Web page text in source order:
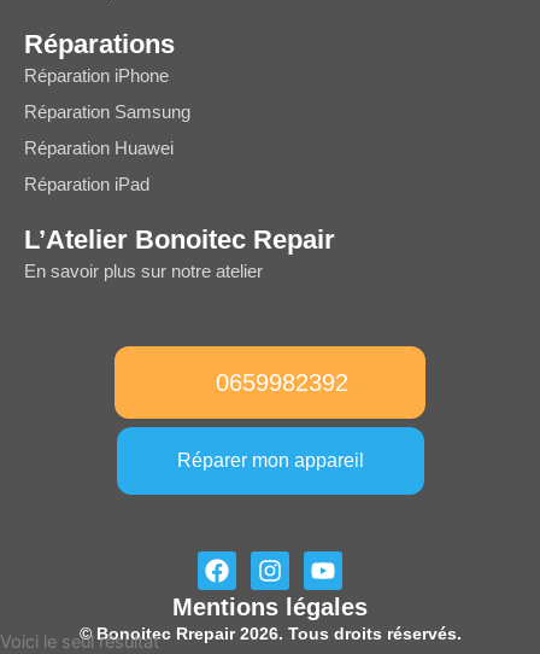
Voici le seul résultat
Réparations
Réparation iPhone
Réparation Samsung
Réparation Huawei
Réparation iPad
L’Atelier Bonoitec Repair
En savoir plus sur notre atelier
0659982392
Réparer mon appareil
F
a
c
e
I
n
s
t
Y
o
u
t
Mentions légales
© Bonoitec Rrepair 2026. Tous droits réservés.